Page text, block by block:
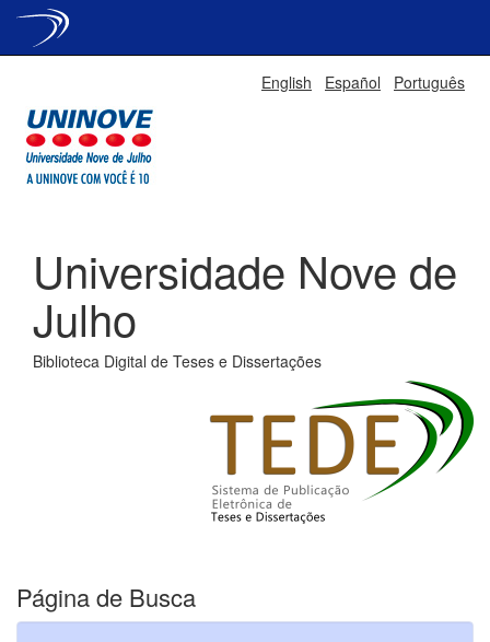
English Español Português
Universidade Nove de
Julho
Biblioteca Digital de Teses e Dissertações
Página de Busca